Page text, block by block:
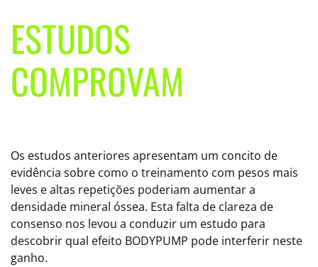
ESTUDOS
COMPROVAM
Os estudos anteriores apresentam um concito de
evidência sobre como o treinamento com pesos mais
leves e altas repetições poderiam aumentar a
densidade mineral óssea. Esta falta de clareza de
consenso nos levou a conduzir um estudo para
descobrir qual efeito BODYPUMP pode interferir neste
ganho.